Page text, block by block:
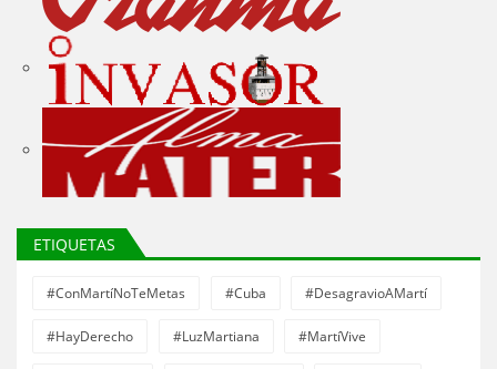
ETIQUETAS
#ConMartíNoTeMetas #Cuba #DesagravioAMartí
#HayDerecho #LuzMartiana #MartíVive